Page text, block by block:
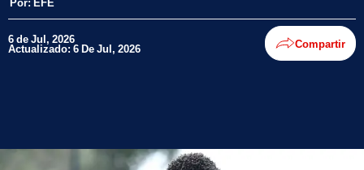
6 de Jul, 2026
Actualizado: 6 De Jul, 2026 Compartir